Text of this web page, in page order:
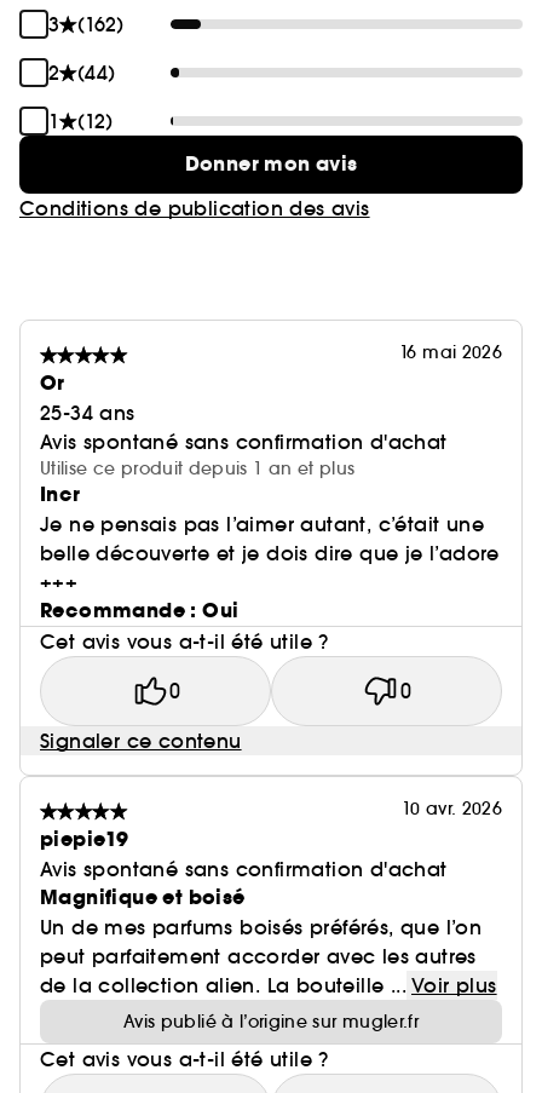
3
(162)
2
(44)
1
(12)
Donner mon avis
Conditions de publication des avis
16 mai 2026
Or
25-34 ans
Avis spontané sans confirmation d'achat
Utilise ce produit depuis 1 an et plus
Incr
Je ne pensais pas l’aimer autant, c’était une
belle découverte et je dois dire que je l’adore
+++
Recommande : Oui
Cet avis vous a-t-il été utile ?
0 0
Signaler ce contenu
10 avr. 2026
piepie19
Avis spontané sans confirmation d'achat
Magnifique et boisé
Un de mes parfums boisés préférés, que l’on
peut parfaitement accorder avec les autres
de la collection alien. La bouteille ... Voir plus
Avis publié à l’origine sur mugler.fr
Cet avis vous a-t-il été utile ?